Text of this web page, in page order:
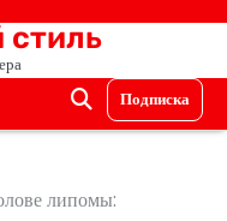
стиль
Подписка
липомы: